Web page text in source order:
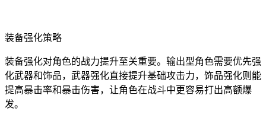
装备强化策略
装备强化对角色的战力提升至关重要。输出型角色需要优先强
化武器和饰品，武器强化直接提升基础攻击力，饰品强化则能
提高暴击率和暴击伤害，让角色在战斗中更容易打出高额爆
发。